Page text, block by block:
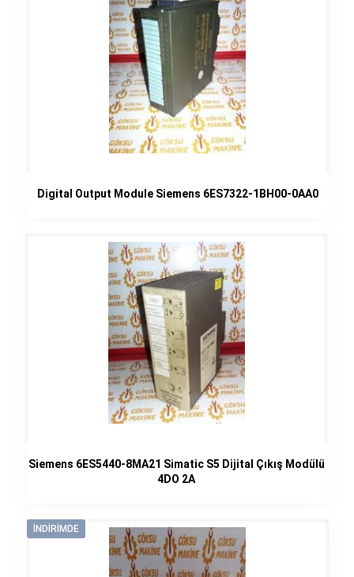
Digital Output Module Siemens 6ES7322-1BH00-0AA0
Siemens 6ES5440-8MA21 Simatic S5 Dijital Çıkış Modülü
4DO 2A
İNDIRIMDE